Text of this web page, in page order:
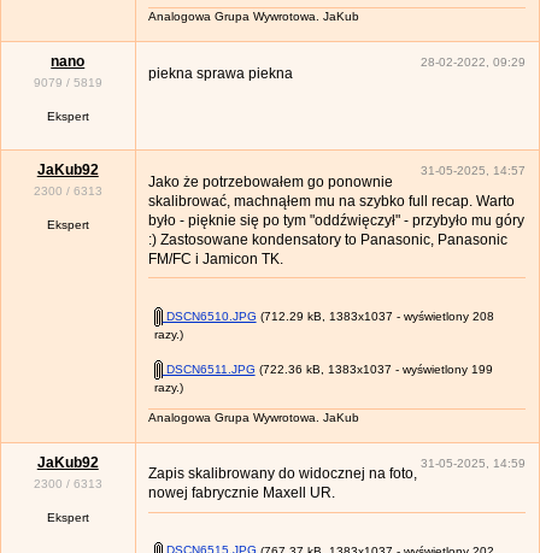
Analogowa Grupa Wywrotowa. JaKub
nano
9079 / 5819
Ekspert
28-02-2022, 09:29
piekna sprawa piekna
JaKub92
2300 / 6313
Ekspert
31-05-2025, 14:57
Jako że potrzebowałem go ponownie
skalibrować, machnąłem mu na szybko full recap. Warto
było - pięknie się po tym "oddźwięczył" - przybyło mu góry
:) Zastosowane kondensatory to Panasonic, Panasonic
FM/FC i Jamicon TK.
DSCN6510.JPG (712.29 kB, 1383x1037 - wyświetlony 208
razy.)
DSCN6511.JPG (722.36 kB, 1383x1037 - wyświetlony 199
razy.)
Analogowa Grupa Wywrotowa. JaKub
JaKub92
2300 / 6313
Ekspert
31-05-2025, 14:59
Zapis skalibrowany do widocznej na foto,
nowej fabrycznie Maxell UR.